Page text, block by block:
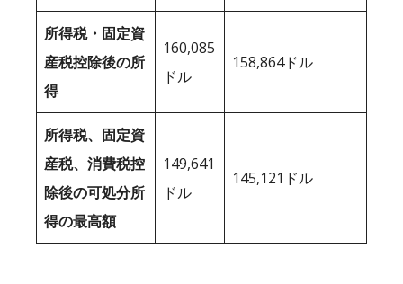
所得税・固定資
産税控除後の所
得
160,085
ドル
158,864ドル
所得税、固定資
産税、消費税控
除後の可処分所
得の最高額
149,641
ドル
145,121ドル